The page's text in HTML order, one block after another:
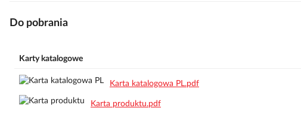
Do pobrania
Karty katalogowe
Karta katalogowa PL.pdf
Karta produktu.pdf